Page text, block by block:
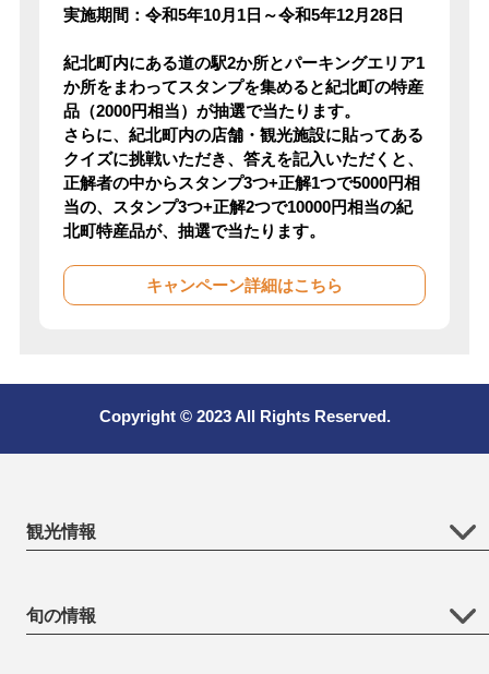
実施期間：令和5年10月1日～令和5年12月28日
紀北町内にある道の駅2か所とパーキングエリア1
か所をまわってスタンプを集めると紀北町の特産
品（2000円相当）が抽選で当たります。
さらに、紀北町内の店舗・観光施設に貼ってある
クイズに挑戦いただき、答えを記入いただくと、
正解者の中からスタンプ3つ+正解1つで5000円相
当の、スタンプ3つ+正解2つで10000円相当の紀
北町特産品が、抽選で当たります。
キャンペーン詳細はこちら
Copyright © 2023 All Rights Reserved.
観光情報
旬の情報